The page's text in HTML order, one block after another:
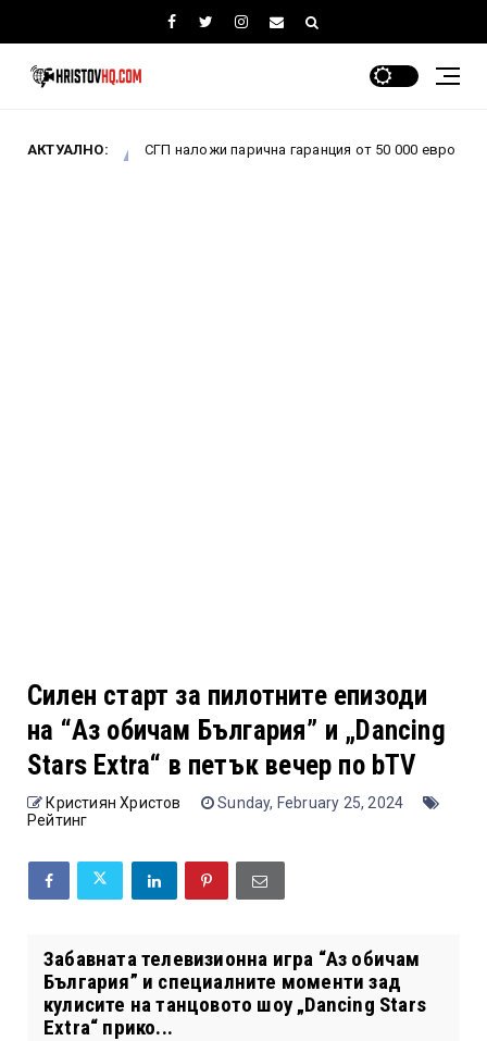
АКТУАЛНО:
СГП наложи парична гаранция от 50 000 евро на бившия шеф
Силен старт за пилотните епизоди
на “Аз обичам България” и „Dancing
Stars Extra“ в петък вечер по bTV
Кристиян Христов
Sunday, February 25, 2024
Рейтинг
Забавната телевизионна игра “Аз обичам
България” и специалните моменти зад
кулисите на танцовото шоу „Dancing Stars
Extra“ прико...